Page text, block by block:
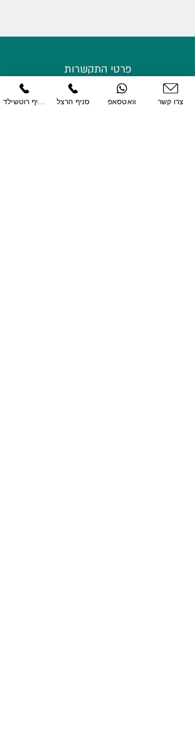
פרטי התקשרות
סניף הרצל וואטסאפ צרו קשר